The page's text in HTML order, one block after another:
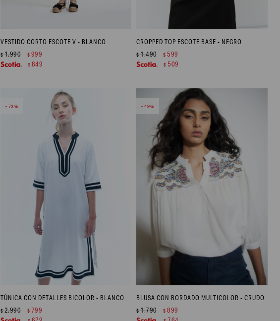
VESTIDO CORTO ESCOTE V - BLANCO
$1.990 $ 999
$ 849
CROPPED TOP ESCOTE BASE - NEGRO
$1.490 $ 599
$ 509
73
TÚNICA CON DETALLES BICOLOR - BLANCO
$2.990 $ 799
49
BLUSA CON BORDADO MULTICOLOR - CRUDO
$1.790 $ 899